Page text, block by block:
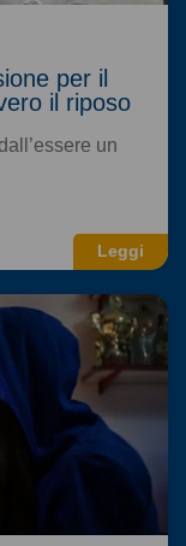
Leggi
per il
il riposo
un